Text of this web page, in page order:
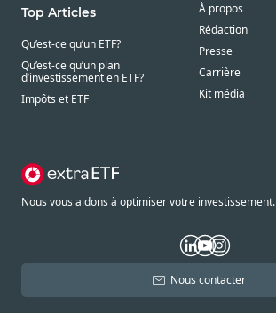
Top Articles
Qu’est-ce qu’un ETF?
Qu’est-ce qu’un plan
d’investissement en ETF?
Impôts et ETF
À propos
Rédaction
Presse
Carrière
Kit média
Nous vous aidons à optimiser votre investissement.
Nous contacter